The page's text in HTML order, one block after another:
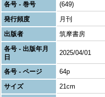
各号 - 巻号
(649)
発行頻度
月刊
出版者
筑摩書房
各号 - 出版年月
日
2025/04/01
各号 - ページ
64p
サイズ
21cm